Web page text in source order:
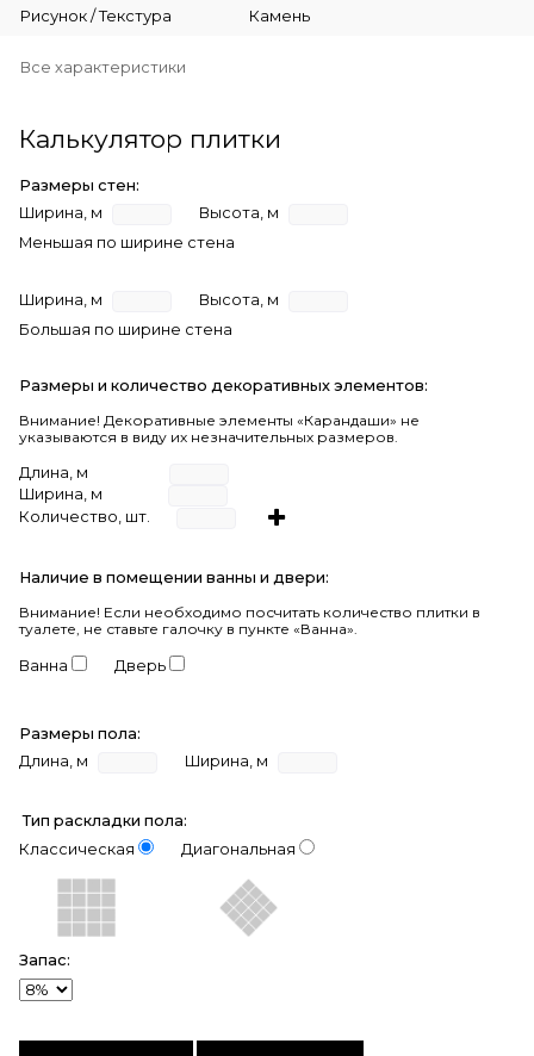
Рисунок / Текстура Камень
Все характеристики
Калькулятор плитки
Размеры стен:
Ширина, м
Высота, м
Меньшая по ширине стена
Ширина, м
Высота, м
Большая по ширине стена
Размеры и количество декоративных элементов:
Внимание! Декоративные элементы «Карандаши» не
указываются в виду их незначительных размеров.
Длина, м
Ширина, м
Количество, шт.
Наличие в помещении ванны и двери:
Внимание! Если необходимо посчитать количество плитки в
туалете, не ставьте галочку в пункте «Ванна».
Ванна Дверь
Размеры пола:
Длина, м
Ширина, м
Тип раскладки пола:
Классическая
Диагональная
Запас: